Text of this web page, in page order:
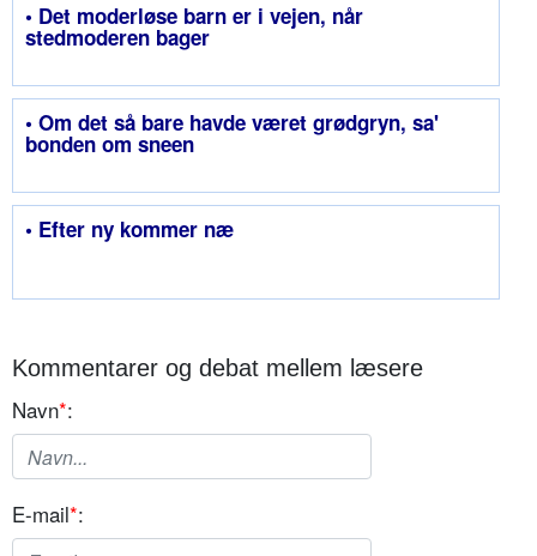
• Det moderløse barn er i vejen, når
stedmoderen bager
• Om det så bare havde været grødgryn, sa'
bonden om sneen
• Efter ny kommer næ
Kommentarer og debat mellem læsere
Navn*:
E-mail*: